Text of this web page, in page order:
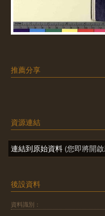
推薦分享
資源連結
連結到原始資料 (您即將開
後設資料
資料識別：